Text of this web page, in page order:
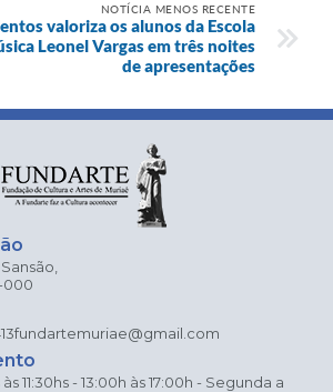
NOTÍCIA MENOS RECENTE
valoriza os alunos da Escola
Leonel Vargas em três noites
de apresentações
000
fundartemuriae@gmail.com
11:30hs - 13:00h às 17:00h - Segunda a